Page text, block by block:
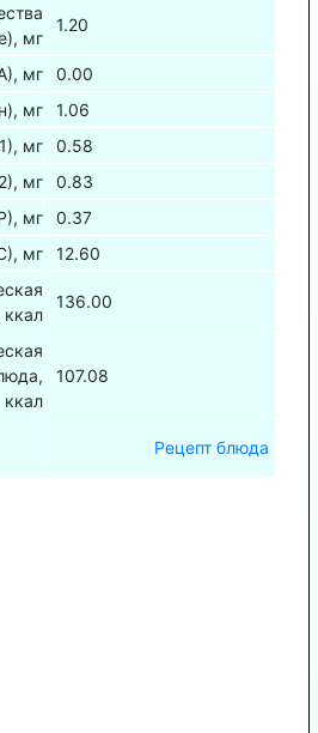
мг
1.20
мг
0.00
мг
1.06
мг
0.58
мг
0.83
мг
0.37
мг
12.60
ккал
136.00
ккал
107.08
Рецепт блюда